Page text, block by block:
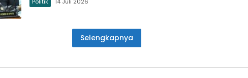
Politik 14 Juli 2026
Selengkapnya